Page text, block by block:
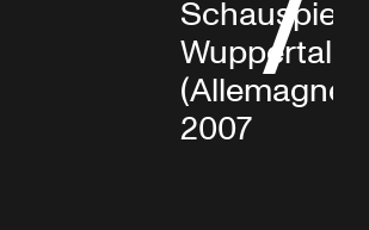
Wuppertal
(Allemagne),
2007